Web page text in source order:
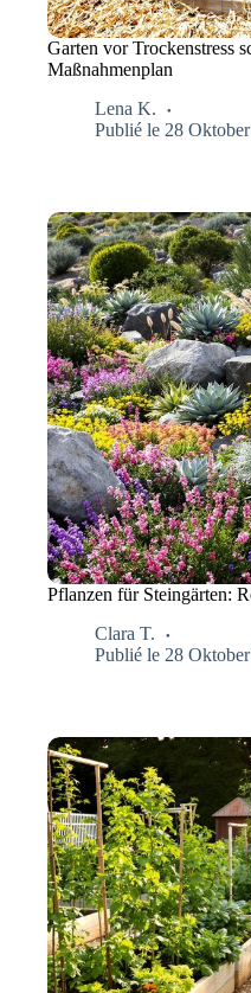
Garten vor Trockenstress
Maßnahmenplan
Lena K.
Publié le 28
Pflanzen für Steingärten:
Clara T.
Publié le 28